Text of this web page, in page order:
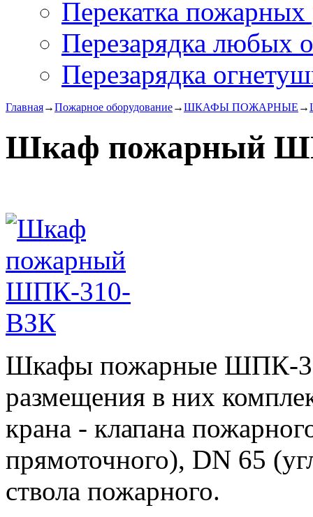
Перекатка пожарных
Перезарядка любых
Перезарядка
Главная→Пожарное оборудование→ШКАФЫ ПОЖАРНЫЕ →
Шкаф пожарный
Шкафы пожарные ШПК-
размещения в них
крана - клапана
прямоточного), DN 65
ствола пожарного.